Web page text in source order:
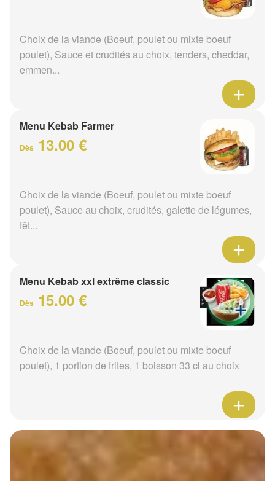
Choix de la viande (Boeuf, poulet ou mixte boeuf
poulet), Sauce et crudités au choix, tenders, cheddar,
emmen...
Menu Kebab Farmer
Dès 13.00 €
Choix de la viande (Boeuf, poulet ou mixte boeuf
poulet), Sauce au choix, crudités, galette de légumes,
fêt...
Menu Kebab xxl extrême classic
Dès 15.00 €
Choix de la viande (Boeuf, poulet ou mixte boeuf
poulet), 1 portion de frites, 1 boisson 33 cl au choix